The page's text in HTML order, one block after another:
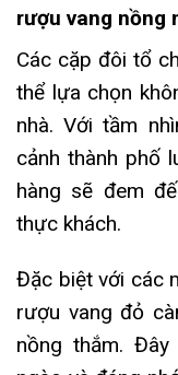
rượu vang nồng
Các cặp đôi tổ
thể lựa chọn
nhà. Với tầm
cảnh thành phố
hàng sẽ đem
thực khách.
Đặc biệt với các
rượu vang đỏ
nồng thắm.